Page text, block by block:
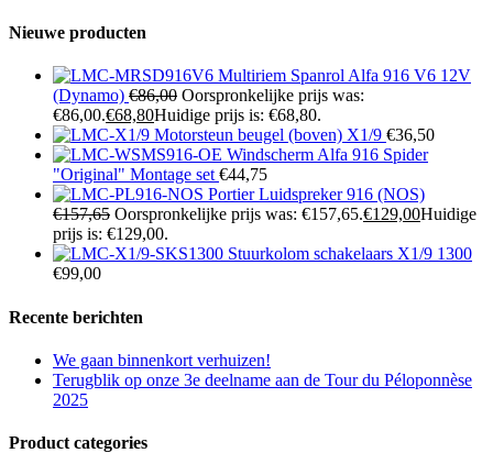
Nieuwe producten
Multiriem Spanrol Alfa 916 V6 12V
(Dynamo) €86,00 Oorspronkelijke prijs was:
€86,00.€68,80Huidige prijs is: €68,80.
Motorsteun beugel (boven) X1/9 €36,50
Windscherm Alfa 916 Spider
"Original" Montage set €44,75
Portier Luidspreker 916 (NOS)
€157,65 Oorspronkelijke prijs was: €157,65.€129,00Huidige
prijs is: €129,00.
Stuurkolom schakelaars X1/9 1300
€99,00
Recente berichten
We gaan binnenkort verhuizen!
Terugblik op onze 3e deelname aan de Tour du Péloponnèse
2025
Product categories